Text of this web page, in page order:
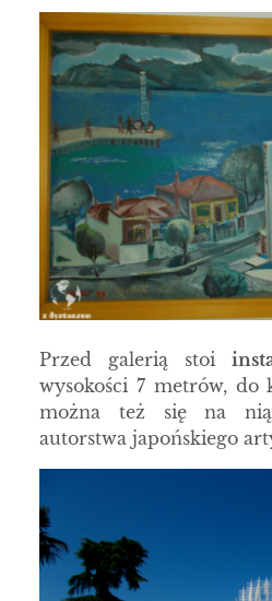
Przed galerią stoi
wysokości 7 metrów, do
można też się na
autorstwa japońskiego